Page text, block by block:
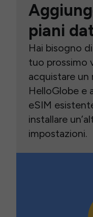
piani
Hai bisogno
tuo prossimo
acquistare un
HelloGlobe e
eSIM
installare
impostazioni.